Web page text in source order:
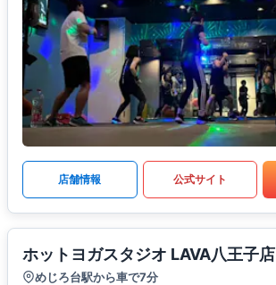
店舗情報 公式サイト
ホットヨガスタジオ LAVA八王子店
めじろ台駅から車で7分